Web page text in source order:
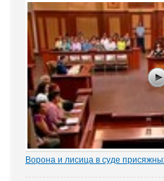
правосудия. Причем,
нормах закона. Например,...
Ворона и лисица в суде